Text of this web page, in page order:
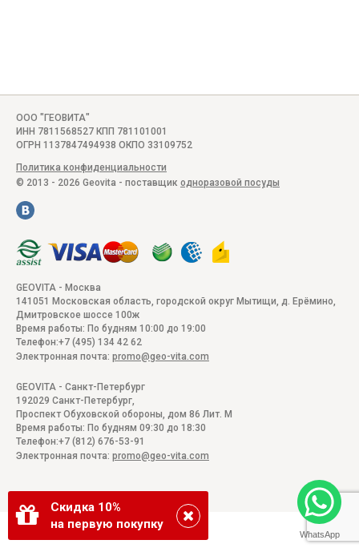
Скидка 10%
на первую покупку
ООО "ГЕОВИТА"
ИНН 7811568527 КПП 781101001
ОГРН 1137847494938 ОКПО 33109752
Политика конфиденциальности
© 2013 - 2026 Geovita - поставщик одноразовой посуды
GEOVITA - Москва
141051
Московская область, городской округ Мытищи, д. Ерёмино,
Дмитровское шоссе 100ж
Время работы: По будням 10:00 до 19:00
Телефон:+7 (495) 134 42 62
Электронная почта: promo@geo-vita.com
GEOVITA - Санкт-Петербург
192029 Санкт-Петербург,
Проспект Обуховской обороны, дом 86 Лит. М
Время работы: По будням 09:30 до 18:30
Телефон:+7 (812) 676-53-91
Электронная почта: promo@geo-vita.com
WhatsApp